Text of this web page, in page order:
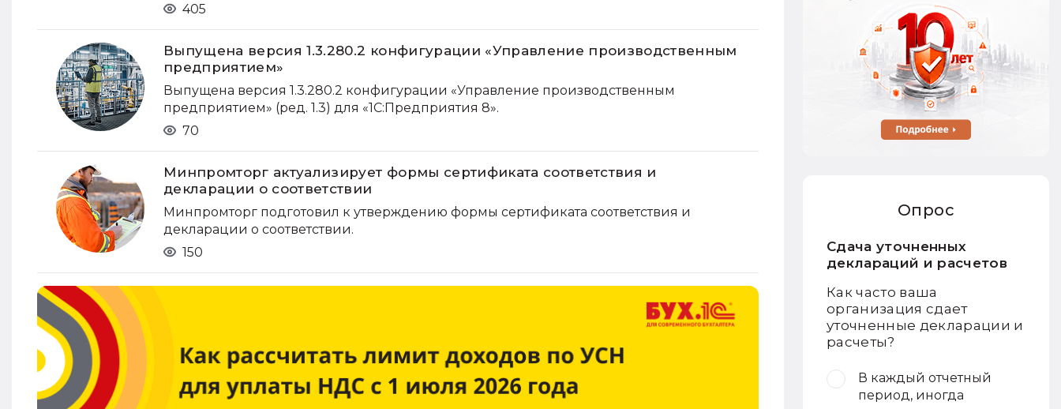
405
Выпущена версия 1.3.280.2 конфигурации «Управление производственным
предприятием»
Выпущена версия 1.3.280.2 конфигурации «Управление производственным
предприятием» (ред. 1.3) для «1С:Предприятия 8».
70
Минпромторг актуализирует формы сертификата соответствия и
декларации о соответствии
Минпромторг подготовил к утверждению формы сертификата соответствия и
декларации о соответствии.
150
Опрос
Сдача уточненных
деклараций и расчетов
Как часто ваша
организация сдает
уточненные декларации и
расчеты?
В каждый отчетный
период, иногда